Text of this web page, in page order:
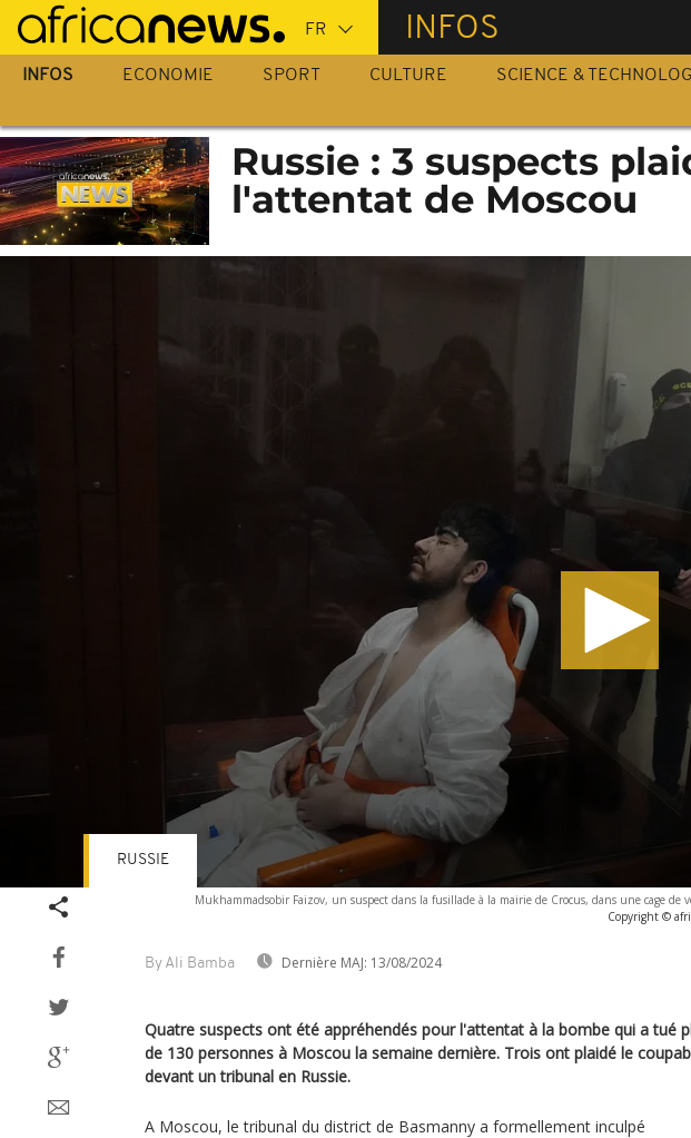
Passer
au
contenu
INFOS
INFOS ECONOMIE SPORT CULTURE SCIENCE &
Russie : 3 suspects
l'attentat de Moscou
Mukhammadsobir Faizov, un suspect dans la fusillade à la mairie de Crocus, dans une cage
Copyright ©
By Ali Bamba Dernière MAJ: 13/08/2024
RUSSIE
Quatre suspects ont été appréhendés pour l'attentat à la bombe qui a tué
de 130 personnes à Moscou la semaine dernière. Trois ont plaidé le
devant un tribunal en Russie.
A Moscou, le tribunal du district de Basmanny a formellement inculpé